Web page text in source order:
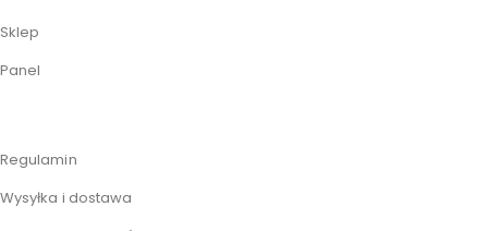
Sklep
Panel
Regulamin
Wysyłka i dostawa